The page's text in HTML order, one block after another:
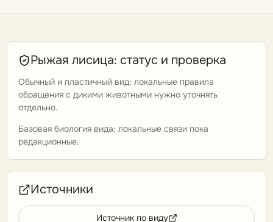
Рыжая лисица: статус и проверка
Обычный и пластичный вид; локальные правила
обращения с дикими животными нужно уточнять
отдельно.
Базовая биология вида; локальные связи пока
редакционные.
Источники
Источник по виду